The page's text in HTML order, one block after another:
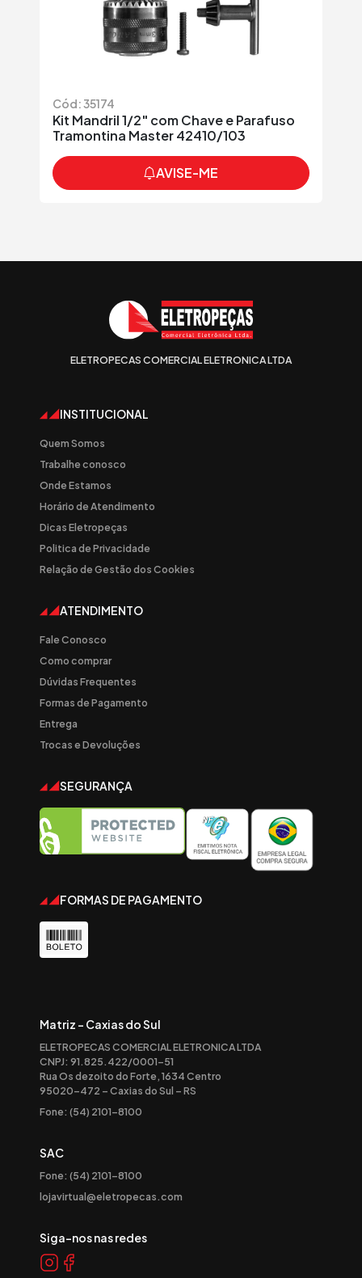
Cód: 35174
Kit Mandril 1/2" com Chave e Parafuso
Tramontina Master 42410/103
AVISE-ME
ELETROPECAS COMERCIAL ELETRONICA LTDA
INSTITUCIONAL
Quem Somos
Trabalhe conosco
Onde Estamos
Horário de Atendimento
Dicas Eletropeças
Politica de Privacidade
Relação de Gestão dos Cookies
ATENDIMENTO
Fale Conosco
Como comprar
Dúvidas Frequentes
Formas de Pagamento
Entrega
Trocas e Devoluções
SEGURANÇA
FORMAS DE PAGAMENTO
Matriz - Caxias do Sul
ELETROPECAS COMERCIAL ELETRONICA LTDA
CNPJ: 91.825.422/0001-51
Rua Os dezoito do Forte, 1634 Centro
95020-472 – Caxias do Sul – RS
Fone: (54) 2101-8100
SAC
Fone: (54) 2101-8100
lojavirtual@eletropecas.com
Siga-nos nas redes